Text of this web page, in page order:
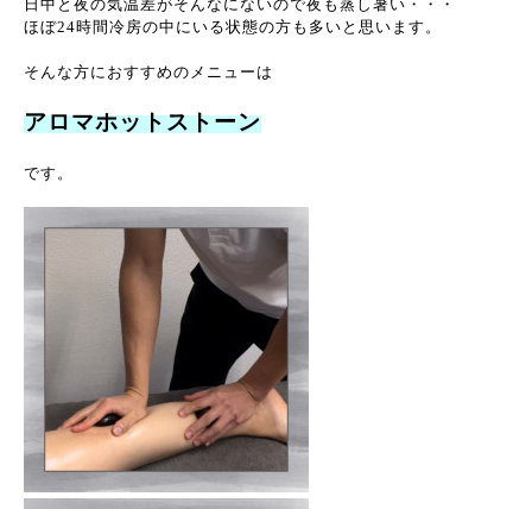
日中と夜の気温差がそんなにないので夜も蒸し暑い・・・
ほぼ24時間冷房の中にいる状態の方も多いと思います。
そんな方におすすめのメニューは
アロマホットストーン
です。